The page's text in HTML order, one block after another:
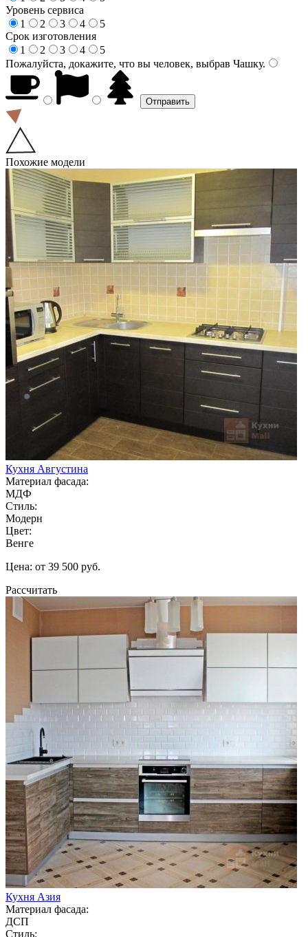
Уровень сервиса
1
2 3 4
5
Срок изготовления
1
2 3 4
5
Пожалуйста, докажите, что вы человек, выбрав Чашку.
Похожие модели
Кухня Августина
Материал фасада:
МДФ
Стиль:
Модерн
Цвет:
Венге
Цена: от 39 500 руб.
Рассчитать
Кухня Азия
Материал фасада:
ДСП
Стиль: